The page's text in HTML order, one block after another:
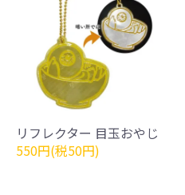
リフレクター 目玉おやじ
550円(税50円)